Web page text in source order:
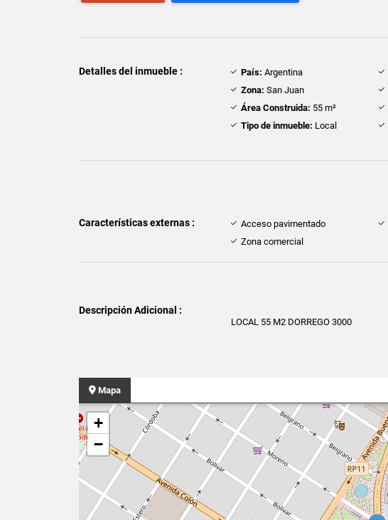
Detalles del inmueble : País: Argentina
Zona: San Juan
Área Construida: 55 m²
Tipo de inmueble: Local
Características externas : Acceso pavimentado
Zona comercial
Descripción Adicional :
LOCAL 55 M2 DORREGO 3000
Mapa
+
−